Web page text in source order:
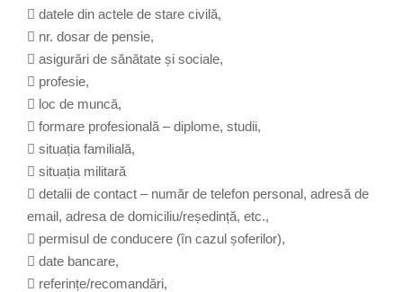
 datele din actele de stare civilă,
 nr. dosar de pensie,
 asigurări de sănătate și sociale,
 profesie,
 loc de muncă,
 formare profesională – diplome, studii,
 situația familială,
 situația militară
 detalii de contact – număr de telefon personal, adresă de
email, adresa de domiciliu/reședință, etc.,
 permisul de conducere (în cazul șoferilor),
 date bancare,
 referințe/recomandări,